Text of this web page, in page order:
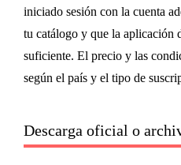
iniciado sesión con la cuenta
tu catálogo y que la aplicación
suficiente. El precio y las
según el país y el tipo de
Descarga oficial o